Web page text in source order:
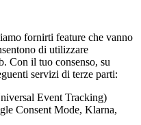
fornirti feature che vanno
di utilizzare
Con il tuo consenso, su
servizi di terze parti:
Event Tracking)
Consent Mode, Klarna,